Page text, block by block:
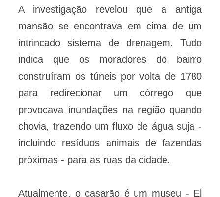
A investigação revelou que a antiga
mansão se encontrava em cima de um
intrincado sistema de drenagem. Tudo
indica que os moradores do bairro
construíram os túneis por volta de 1780
para redirecionar um córrego que
provocava inundações na região quando
chovia, trazendo um fluxo de água suja -
incluindo resíduos animais de fazendas
próximas - para as ruas da cidade.
Atualmente, o casarão é um museu - El